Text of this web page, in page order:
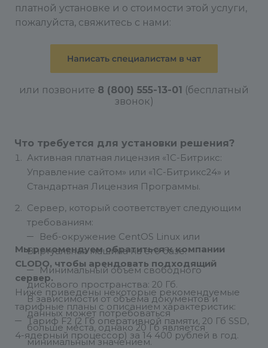
платной установке и о стоимости этой услуги,
пожалуйста, свяжитесь с нами:
или позвоните 8 (800) 555-13-01 (бесплатный
звонок)
Что требуется для установки решения?
Активная платная лицензия «1С-Битрикс:
Управление сайтом» или «1С-Битрикс24» и
Стандартная Лицензия Программы.
Сервер, который соответствует следующим
требованиям:
Веб-окружение CentOS Linux или
Виртуальная машина на его базе.
Минимальный объём свободного
дискового пространства: 20 Гб.
В зависимости от объёма документов и
данных может потребоваться
больше места, однако 20 Гб является
минимальным значением.
Мы рекомендуем обратиться к компании
CLODO, чтобы арендовать подходящий
сервер.
Ниже приведены некоторые рекомендуемые
тарифные планы с описанием характеристик:
Тариф F2 (2 Гб оперативной памяти, 20 Гб SSD,
4-ядерный процессор) за 14 400 рублей в год.